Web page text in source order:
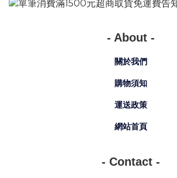
- About -
關於我們
購物須知
運送政策
網站首頁
- Contact -